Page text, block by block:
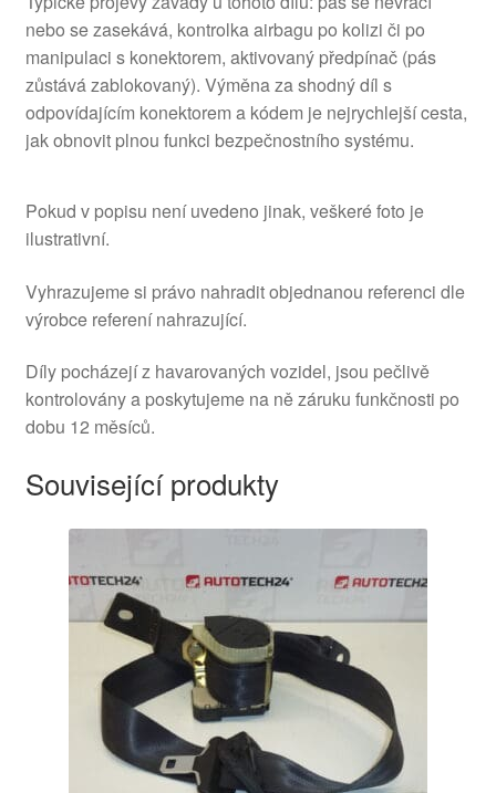
nebo se zasekává, kontrolka airbagu po kolizi či po
manipulaci s konektorem, aktivovaný předpínač (pás
zůstává zablokovaný). Výměna za shodný díl s
odpovídajícím konektorem a kódem je nejrychlejší cesta,
jak obnovit plnou funkci bezpečnostního systému.
Pokud v popisu není uvedeno jinak, veškeré foto je
ilustrativní.
Vyhrazujeme si právo nahradit objednanou referenci dle
výrobce referení nahrazující.
Díly pocházejí z havarovaných vozidel, jsou pečlivě
kontrolovány a poskytujeme na ně záruku funkčnosti po
dobu 12 měsíců.
Související produkty